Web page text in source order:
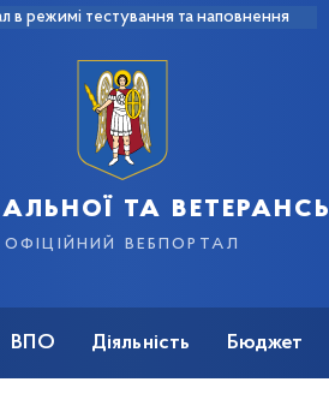
в режимі тестування та наповнення
та
офіційний вебпортал
ВПО Діяльність Бюджет